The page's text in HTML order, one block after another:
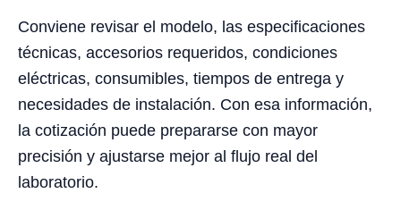
Conviene revisar el modelo, las especificaciones
técnicas, accesorios requeridos, condiciones
eléctricas, consumibles, tiempos de entrega y
necesidades de instalación. Con esa información,
la cotización puede prepararse con mayor
precisión y ajustarse mejor al flujo real del
laboratorio.